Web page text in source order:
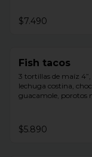
$7.490
Fish tacos
3 tortillas de maíz
lechuga costina,
guacamole, porotos
salsa tquila aparte.
$5.890